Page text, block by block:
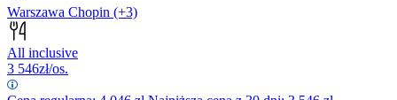
Warszawa Chopin (+3)
All inclusive
3 546zł/os.